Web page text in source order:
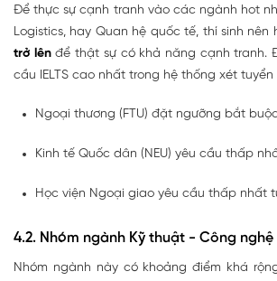
Để thực sự cạnh tranh vào các ngành hot
Logistics, hay Quan hệ quốc tế, thí sinh nên
trở lên để thật sự có khả năng cạnh tranh.
cầu IELTS cao nhất trong hệ thống xét
Ngoại thương (FTU) đặt ngưỡng bắt buộc
Kinh tế Quốc dân (NEU) yêu cầu thấp
Học viện Ngoại giao yêu cầu thấp nhất
4.2. Nhóm ngành Kỹ thuật - Công nghệ
Nhóm ngành này có khoảng điểm khá